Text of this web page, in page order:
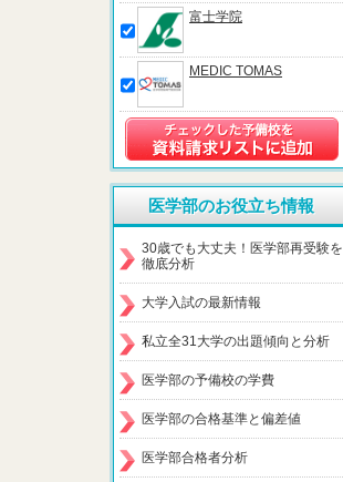
富士学院
MEDIC TOMAS
医学部のお役立ち情報
30歳でも大丈夫！医学部再受験を
徹底分析
大学入試の最新情報
私立全31大学の出題傾向と分析
医学部の予備校の学費
医学部の合格基準と偏差値
医学部合格者分析